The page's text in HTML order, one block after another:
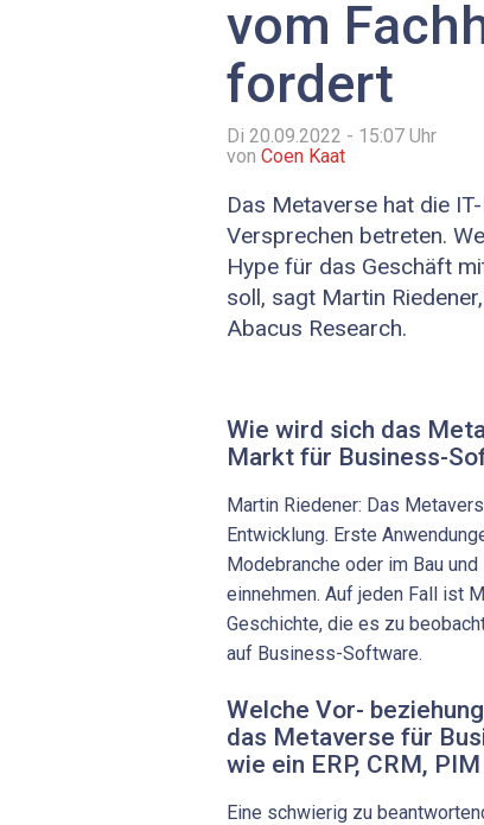
vom
fordert
Di 20.09.2022 - 15:07 Uhr
von Coen Kaat
Das Metaverse hat die
Versprechen betreten.
Hype für das Geschäft
soll, sagt Martin
Abacus Research.
Wie wird sich das
Markt für Business-
Martin Riedener: Das
Entwicklung. Erste
Modebranche oder im Bau
einnehmen. Auf jeden Fall ist
Geschichte, die es zu
auf Business-Software.
Welche Vor-
das Metaverse für
wie ein ERP, CRM,
Eine schwierig zu